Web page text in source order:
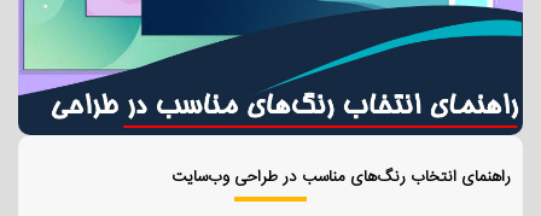
راهنمای انتخاب رنگ‌های مناسب در طراحی وب‌سایت